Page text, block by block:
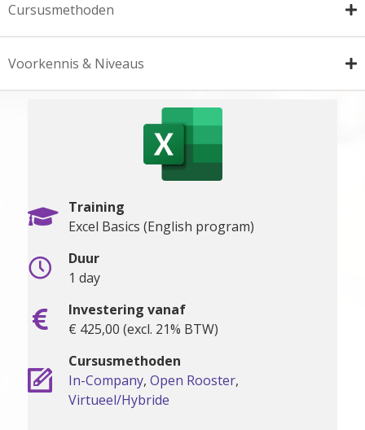
Cursusmethoden
Voorkennis & Niveaus
Training
Excel Basics (English program)
Duur
1 day
Investering vanaf
€ 425,00 (excl. 21% BTW)
Cursusmethoden
In-Company, Open Rooster,
Virtueel/Hybride